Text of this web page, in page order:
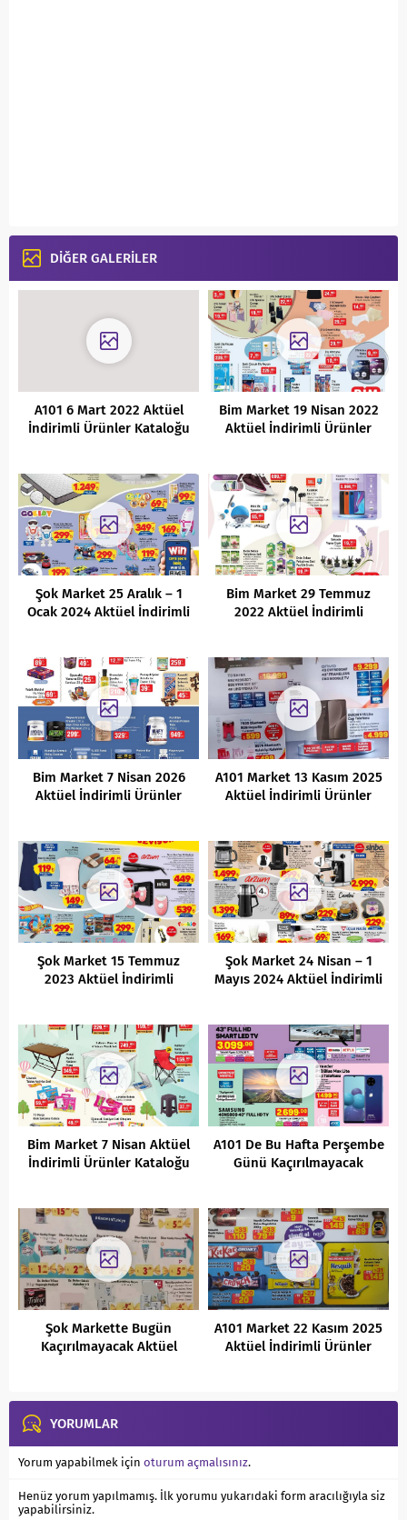
DİĞER GALERİLER
A101 6 Mart 2022 Aktüel
İndirimli Ürünler Kataloğu
Bim Market 19 Nisan 2022
Aktüel İndirimli Ürünler
Şok Market 25 Aralık – 1
Ocak 2024 Aktüel İndirimli
Bim Market 29 Temmuz
2022 Aktüel İndirimli
Bim Market 7 Nisan 2026
Aktüel İndirimli Ürünler
A101 Market 13 Kasım 2025
Aktüel İndirimli Ürünler
Şok Market 15 Temmuz
2023 Aktüel İndirimli
Şok Market 24 Nisan – 1
Mayıs 2024 Aktüel İndirimli
Bim Market 7 Nisan Aktüel
İndirimli Ürünler Kataloğu
A101 De Bu Hafta Perşembe
Günü Kaçırılmayacak
Şok Markette Bugün
Kaçırılmayacak Aktüel
A101 Market 22 Kasım 2025
Aktüel İndirimli Ürünler
YORUMLAR
Yorum yapabilmek için oturum açmalısınız.
Henüz yorum yapılmamış. İlk yorumu yukarıdaki form aracılığıyla siz
yapabilirsiniz.